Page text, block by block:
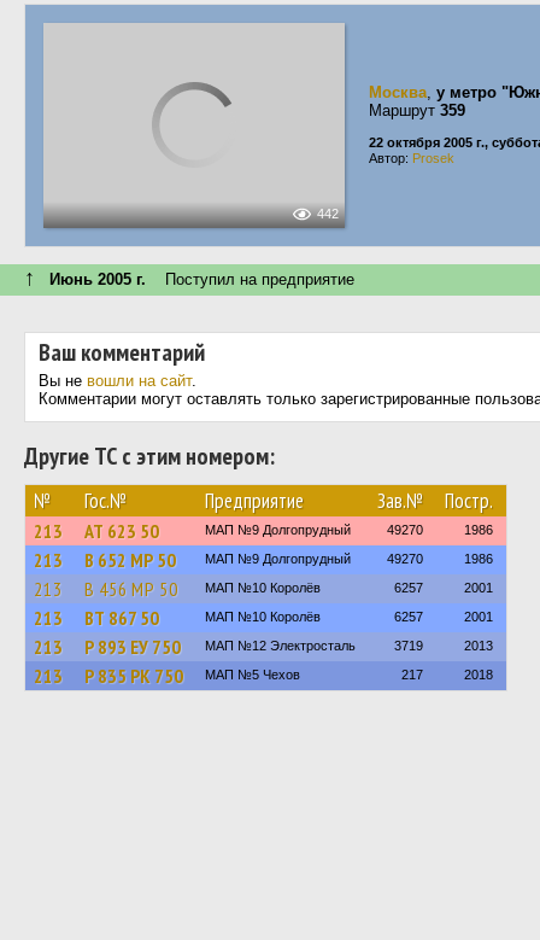
442
Москва, у метро
Маршрут 359
22 октября 2005 г.,
Автор: Prosek
↑ Июнь 2005 г. Поступил на предприятие
Ваш комментарий
Вы не вошли на сайт.
Комментарии могут оставлять только зарегистрированные
Другие ТС с этим номером:
№ Гос.№ Предприятие Зав.№ Постр.
213 АТ 623 50 МАП №9 Долгопрудный 49270 1986
213 В 652 МР 50 МАП №9 Долгопрудный 49270 1986
213 В 456 МР 50 МАП №10 Королёв 6257 2001
213 ВТ 867 50 МАП №10 Королёв 6257 2001
213 Р 893 ЕУ 750 МАП №12 Электросталь 3719 2013
213 Р 835 РК 750 МАП №5 Чехов 217 2018